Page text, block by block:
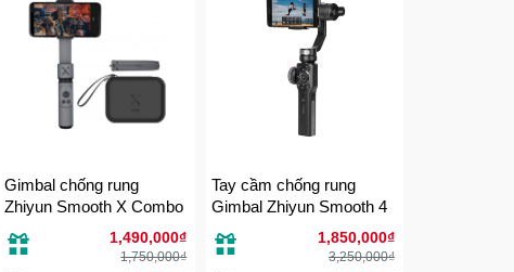
Gimbal chống rung
Zhiyun Smooth X Combo
1,490,000₫
1,750,000₫
Tay cầm chống rung
Gimbal Zhiyun Smooth 4
1,850,000₫
3,250,000₫